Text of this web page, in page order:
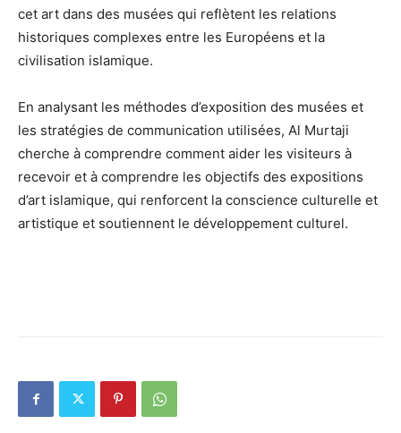
cet art dans des musées qui reflètent les relations
historiques complexes entre les Européens et la
civilisation islamique.
En analysant les méthodes d’exposition des musées et
les stratégies de communication utilisées, Al Murtaji
cherche à comprendre comment aider les visiteurs à
recevoir et à comprendre les objectifs des expositions
d’art islamique, qui renforcent la conscience culturelle et
artistique et soutiennent le développement culturel.